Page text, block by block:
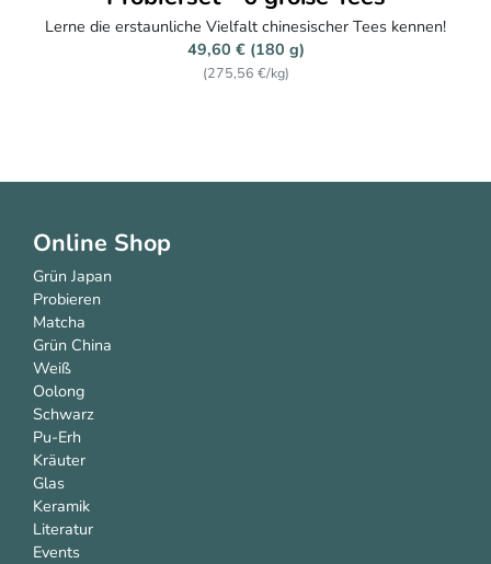
Lerne die erstaunliche Vielfalt chinesischer Tees kennen!
49,60 € (180 g)
(275,56 €/kg)
Online Shop
Grün Japan
Probieren
Matcha
Grün China
Weiß
Oolong
Schwarz
Pu-Erh
Kräuter
Glas
Keramik
Literatur
Events